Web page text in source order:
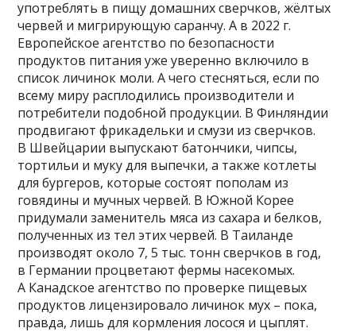
употреблять в пищу домашних сверчков, жёлтых
червей и мигрирующую саранчу. А в 2022 г.
Европейское агентство по безопасности
продуктов питания уже уверенно включило в
список личинок моли. А чего стесняться, если по
всему миру расплодились производители и
потребители подобной продукции. В Финляндии
продвигают фрикадельки и смузи из сверчков.
В Швейцарии выпускают батончики, чипсы,
тортильи и муку для выпечки, а также котлеты
для бургеров, которые состоят пополам из
говядины и мучных червей. В Южной Корее
придумали заменитель мяса из сахара и белков,
полученных из тел этих червей. В Таиланде
производят около 7, 5 тыс. тонн сверчков в год,
в Германии процветают фермы насекомых.
А Канадское агентство по проверке пищевых
продуктов лицензировало личинок мух – пока,
правда, лишь для кормления лосося и цыплят.